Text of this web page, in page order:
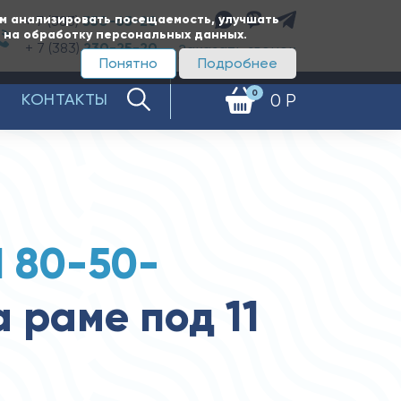
посещаемость, улучшать
обработку персональных данных.
Подробнее
Понятно
+ 7 (383)350-65-20
+ 7 (383)230-25-20 Заказать звонок
0 0 Р
КОНТАКТЫ
50-
под 11